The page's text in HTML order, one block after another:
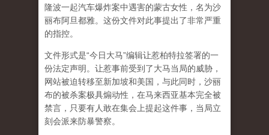
隆波一起汽车爆炸案中遇害的蒙古女性，名为沙
丽布阿旦都雅。这份文件对此事提出了非常严重
的指控。
文件形式是“今日大马”编辑让惹柏特拉签署的一
份法定声明。让惹事前受到了大马当局的威胁，
网站被迫转移至新加坡和美国，与此同时，沙丽
布的被杀案极具煽动性，在马来西亚基本完全被
禁言，只要有人敢在集会上提起这件事，当局立
刻会派来防暴警察。